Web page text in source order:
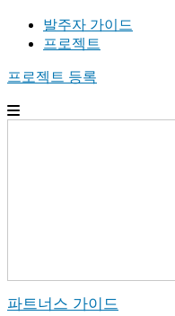
발주자 가이드
프로젝트
프로젝트 등록
파트너스 가이드